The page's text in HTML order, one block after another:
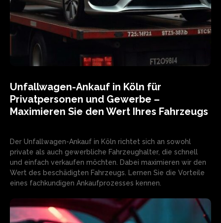
Unfallwagen-Ankauf in Köln für
Privatpersonen und Gewerbe –
Maximieren Sie den Wert Ihres Fahrzeugs
Der Unfallwagen-Ankauf in Köln richtet sich an sowohl
private als auch gewerbliche Fahrzeughalter, die schnell
und einfach verkaufen möchten. Dabei maximieren wir den
Wert des beschädigten Fahrzeugs. Lernen Sie die Vorteile
eines fachkundigen Ankaufprozesses kennen.